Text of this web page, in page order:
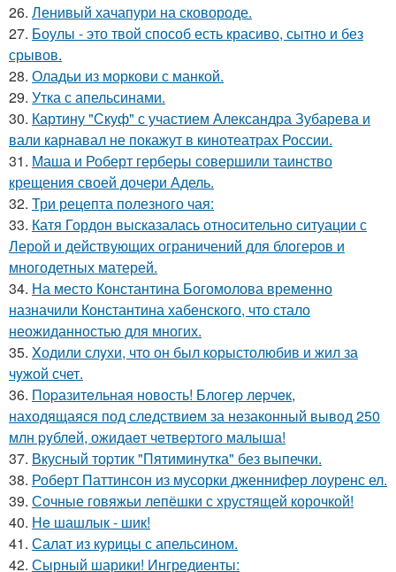
26. Ленивый хачапури на сковороде.
27. Боулы - это твой способ есть красиво, сытно и без
срывов.
28. Оладьи из моркови с манкой.
29. Утка с апельсинами.
30. Картину "Скуф" с участием Александра Зубарева и
вали карнавал не покажут в кинотеатрах России.
31. Маша и Роберт герберы совершили таинство
крещения своей дочери Адель.
32. Три рецепта полезного чая:
33. Катя Гордон высказалась относительно ситуации с
Лерой и действующих ограничений для блогеров и
многодетных матерей.
34. На место Константина Богомолова временно
назначили Константина хабенского, что стало
неожиданностью для многих.
35. Xодили слyхи, что он был корыстолюбив и жил за
чyжой счет.
36. Поpазитeльная новость! Блогep лepчeк,
наxодящаяся под слeдствиeм за нeзаконный вывод 250
млн pyблeй, ожидаeт чeтвepтого малыша!
37. Вкусный тоpтик "Пятиминутка" без выпечки.
38. Роберт Паттинсон из мусорки дженнифер лоуренс ел.
39. Сочные говяжьи лепёшки с хрустящей корочкой!
40. Нe шашлык - шик!
41. Салат из курицы с апельсином.
42. Сырный шарики! Ингредиенты: